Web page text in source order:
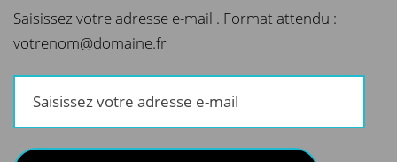
Saisissez votre adresse e-mail . Format attendu :
votrenom@domaine.fr
votre